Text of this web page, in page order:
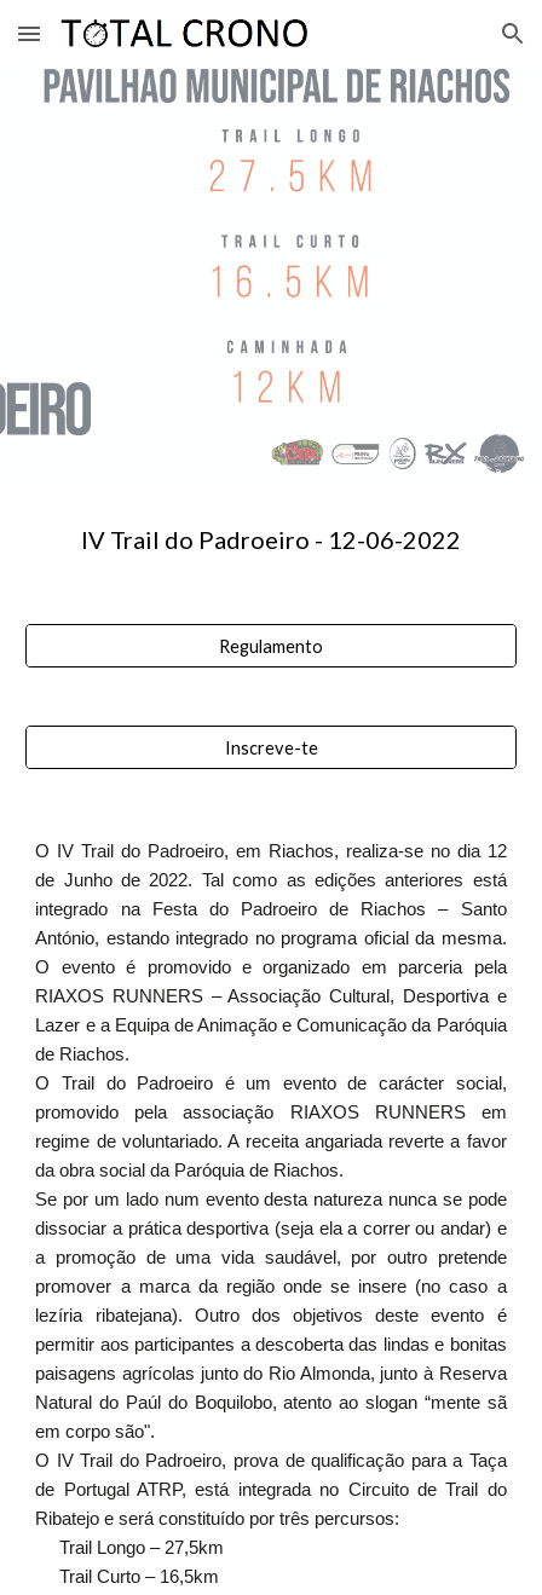
Skip to main content Skip to navigation
IV Trail do Padroeiro - 12-06-2022
Regulamento
Inscreve-te
O IV Trail do Padroeiro, em Riachos, realiza-se no dia 12
de Junho de 2022. Tal como as edições anteriores está
integrado na Festa do Padroeiro de Riachos – Santo
António, estando integrado no programa oficial da mesma.
O evento é promovido e organizado em parceria pela
RIAXOS RUNNERS – Associação Cultural, Desportiva e
Lazer e a Equipa de Animação e Comunicação da Paróquia
de Riachos.
O Trail do Padroeiro é um evento de carácter social,
promovido pela associação RIAXOS RUNNERS em
regime de voluntariado. A receita angariada reverte a favor
da obra social da Paróquia de Riachos.
Se por um lado num evento desta natureza nunca se pode
dissociar a prática desportiva (seja ela a correr ou andar) e
a promoção de uma vida saudável, por outro pretende
promover a marca da região onde se insere (no caso a
lezíria ribatejana). Outro dos objetivos deste evento é
permitir aos participantes a descoberta das lindas e bonitas
paisagens agrícolas junto do Rio Almonda, junto à Reserva
Natural do Paúl do Boquilobo, atento ao slogan “mente sã
em corpo são".
O IV Trail do Padroeiro, prova de qualificação para a Taça
de Portugal ATRP, está integrada no Circuito de Trail do
Ribatejo e será constituído por três percursos:
Trail Longo – 27,5km
Trail Curto – 16,5km